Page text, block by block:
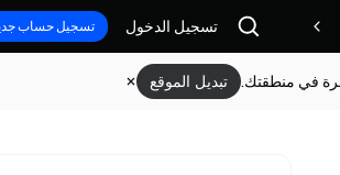
مكافآتتسجيل الدخول تسجيل حساب
في منطقتك. تبديل الموقع